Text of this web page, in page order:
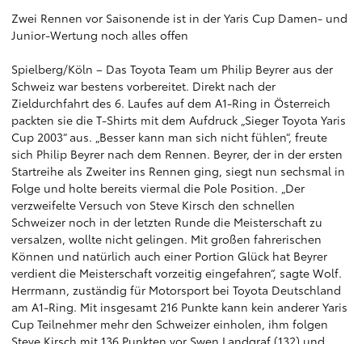
Zwei Rennen vor Saisonende ist in der Yaris Cup Damen- und
Junior-Wertung noch alles offen
Spielberg/Köln – Das Toyota Team um Philip Beyrer aus der
Schweiz war bestens vorbereitet. Direkt nach der
Zieldurchfahrt des 6. Laufes auf dem A1-Ring in Österreich
packten sie die T-Shirts mit dem Aufdruck „Sieger Toyota Yaris
Cup 2003“ aus. „Besser kann man sich nicht fühlen“, freute
sich Philip Beyrer nach dem Rennen. Beyrer, der in der ersten
Startreihe als Zweiter ins Rennen ging, siegt nun sechsmal in
Folge und holte bereits viermal die Pole Position. „Der
verzweifelte Versuch von Steve Kirsch den schnellen
Schweizer noch in der letzten Runde die Meisterschaft zu
versalzen, wollte nicht gelingen. Mit großen fahrerischen
Können und natürlich auch einer Portion Glück hat Beyrer
verdient die Meisterschaft vorzeitig eingefahren“, sagte Wolf.
Herrmann, zuständig für Motorsport bei Toyota Deutschland
am A1-Ring. Mit insgesamt 216 Punkte kann kein anderer Yaris
Cup Teilnehmer mehr den Schweizer einholen, ihm folgen
Steve Kirsch mit 136 Punkten vor Swen Landgraf (132) und